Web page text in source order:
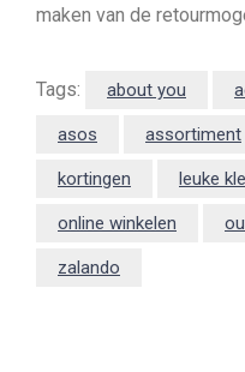
maken van de
Tags: about you
asos assortiment
kortingen leuke
online winkelen
zalando